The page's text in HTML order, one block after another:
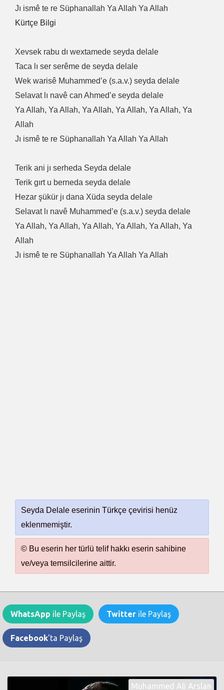
Jı ismê te re Süphanallah Ya Allah Ya Allah
Kürtçe Bilgi
Xevsek rabu dı wextamede seyda delale
Taca lı ser serême de seyda delale
Wek warisê Muhammed’e (s.a.v.) seyda delale
Selavat lı navê can Ahmed’e seyda delale
Ya Allah, Ya Allah, Ya Allah, Ya Allah, Ya Allah, Ya
Allah
Jı ismê te re Süphanallah Ya Allah Ya Allah
Terik ani jı serheda Seyda delale
Terik gırt u berneda seyda delale
Hezar şükür jı dana Xüda seyda delale
Selavat lı navê Muhammed’e (s.a.v.) seyda delale
Ya Allah, Ya Allah, Ya Allah, Ya Allah, Ya Allah, Ya
Allah
Jı ismê te re Süphanallah Ya Allah Ya Allah
Seyda Delale eserinin Türkçe çevirisi henüz
eklenmemiştir.
© Bu eserin her türlü telif hakkı eserin sahibine
ve/veya temsilcilerine aittir.
WhatsApp ile Paylaş Twitter ile Paylaş
Facebook'ta Paylaş
Muhammed Ali Arslan